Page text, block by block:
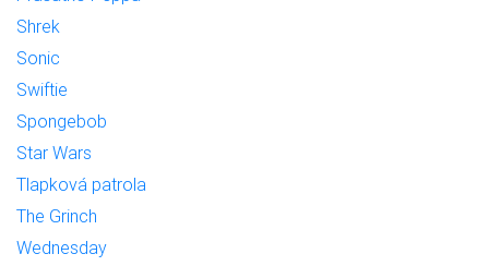
Shrek
Sonic
Swiftie
Spongebob
Star Wars
Tlapková patrola
The Grinch
Wednesday